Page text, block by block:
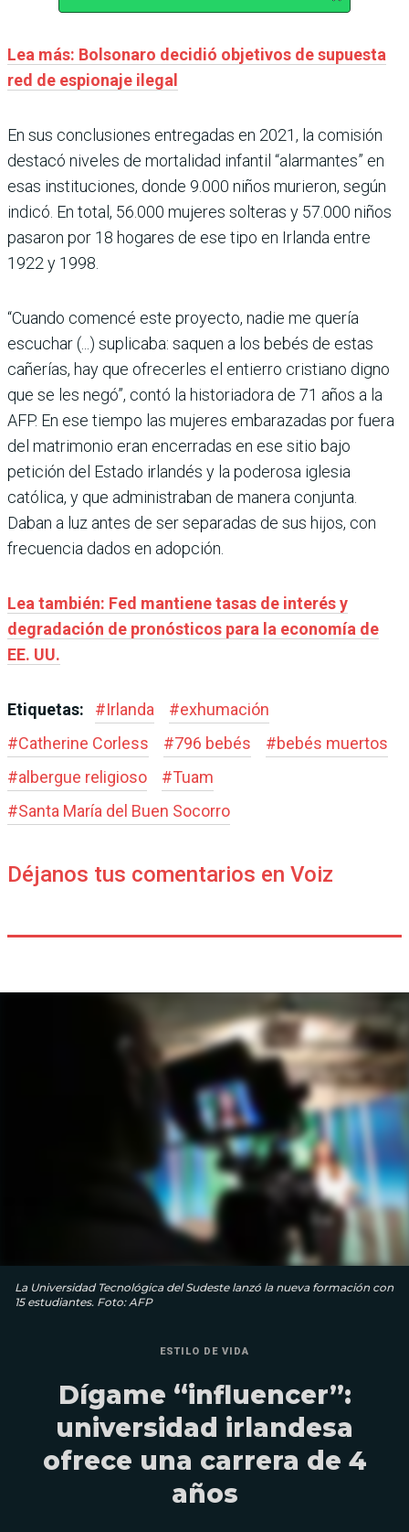
Lea más: Bolsonaro decidió objetivos de supuesta
red de espionaje ilegal
En sus conclusiones entregadas en 2021, la comisión
destacó niveles de mortalidad infantil “alarmantes” en
esas instituciones, donde 9.000 niños murieron, según
indicó. En total, 56.000 mujeres solteras y 57.000 niños
pasaron por 18 hogares de ese tipo en Irlanda entre
1922 y 1998.
“Cuando comencé este proyecto, nadie me quería
escuchar (...) suplicaba: saquen a los bebés de estas
cañerías, hay que ofrecerles el entierro cristiano digno
que se les negó”, contó la historiadora de 71 años a la
AFP. En ese tiempo las mujeres embarazadas por fuera
del matrimonio eran encerradas en ese sitio bajo
petición del Estado irlandés y la poderosa iglesia
católica, y que administraban de manera conjunta.
Daban a luz antes de ser separadas de sus hijos, con
frecuencia dados en adopción.
Lea también: Fed mantiene tasas de interés y
degradación de pronósticos para la economía de
EE. UU.
Etiquetas: #Irlanda #exhumación
#Catherine Corless #796 bebés #bebés muertos
#albergue religioso #Tuam
#Santa María del Buen Socorro
Déjanos tus comentarios en Voiz
La Universidad Tecnológica del Sudeste lanzó la nueva formación con
15 estudiantes. Foto: AFP
ESTILO DE VIDA
Dígame “influencer”:
universidad irlandesa
ofrece una carrera de 4
años